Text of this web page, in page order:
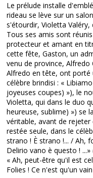
Le prélude installe
rideau se lève sur un
s'étourdir, Violetta
Tous ses amis sont
protecteur et amant en
cette fête, Gaston, un
venu de province,
Alfredo en tête, ont porté
célèbre brindisi : «
joyeuses coupes) »), le
Violetta, qui dans le duo
heureuse, sublime) ») se
véritable, avant de
restée seule, dans le
strano ! È strano !... / Ah,
Delirio vano è questo !
« Ah, peut-être qu'il est
Folies ! Ce n'est qu'un